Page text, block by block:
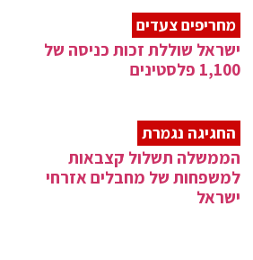
מחריפים צעדים
ישראל שוללת זכות כניסה של
1,100 פלסטינים
החגיגה נגמרת
הממשלה תשלול קצבאות
למשפחות של מחבלים אזרחי
ישראל